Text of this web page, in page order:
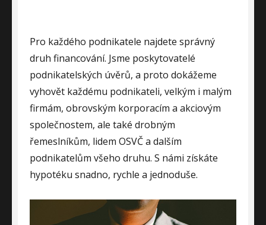
Pro každého podnikatele najdete správný
druh financování. Jsme poskytovatelé
podnikatelských úvěrů, a proto dokážeme
vyhovět každému podnikateli, velkým i malým
firmám, obrovským korporacím a akciovým
společnostem, ale také drobným
řemeslníkům, lidem OSVČ a dalším
podnikatelům všeho druhu. S námi získáte
hypotéku snadno, rychle a jednoduše.